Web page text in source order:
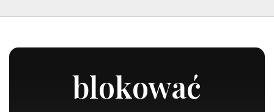
blokować